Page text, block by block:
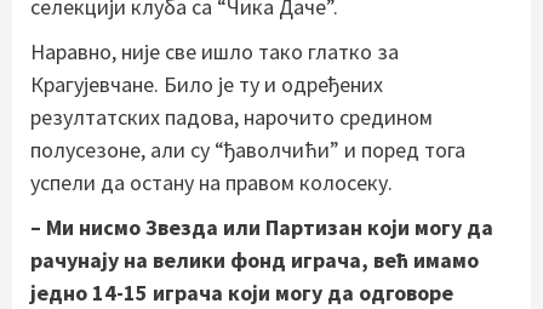
селекцији клуба са “Чика Даче”.
Наравно, није све ишло тако глатко за
Крагујевчане. Било је ту и одређених
резултатских падова, нарочито средином
полусезоне, али су “ђаволчићи” и поред тога
успели да остану на правом колосеку.
– Ми нисмо Звезда или Партизан који могу да
рачунају на велики фонд играча, већ имамо
једно 14-15 играча који могу да одговоре